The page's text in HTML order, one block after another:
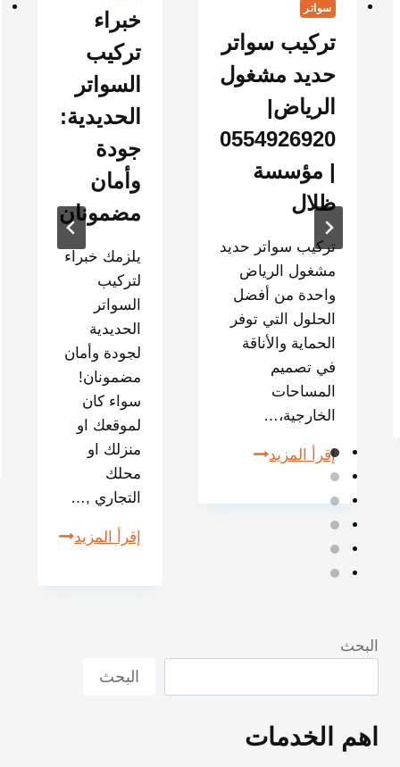
سواتر
تركيب سواتر
حديد مشغول
الرياض|
0554926920
| مؤسسة
ظلال
تركيب سواتر حديد
مشغول الرياض
واحدة من أفضل
الحلول التي توفر
الحماية والأناقة
في تصميم
المساحات
الخارجية،…
إقرأ المزيد
خبراء
تركيب
السواتر
الحديدية:
جودة
وأمان
مضمونان
يلزمك خبراء
لتركيب
السواتر
الحديدية
لجودة وأمان
مضمونان!
سواء كان
لموقعك او
منزلك او
محلك
التجاري ,…
إقرأ المزيد
البحث
البحث
اهم الخدمات